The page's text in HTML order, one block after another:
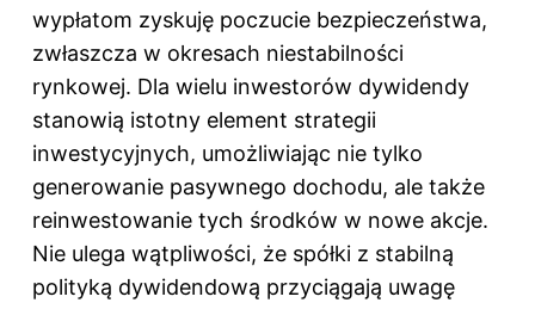
wypłatom zyskuję poczucie bezpieczeństwa,
zwłaszcza w okresach niestabilności
rynkowej. Dla wielu inwestorów dywidendy
stanowią istotny element strategii
inwestycyjnych, umożliwiając nie tylko
generowanie pasywnego dochodu, ale także
reinwestowanie tych środków w nowe akcje.
Nie ulega wątpliwości, że spółki z stabilną
polityką dywidendową przyciągają uwagę